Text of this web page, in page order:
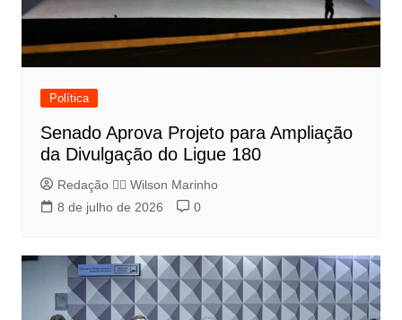
Política
Senado Aprova Projeto para Ampliação
da Divulgação do Ligue 180
Redação 👨‍⚖️​ Wilson Marinho
8 de julho de 2026
0